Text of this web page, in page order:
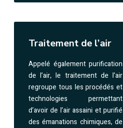
Traitement de l’air
Appelé également purification
de l’air, le traitement de l’air
regroupe tous les procédés et
technologies permettant
d’avoir de l’air assaini et purifié
des émanations chimiques, de